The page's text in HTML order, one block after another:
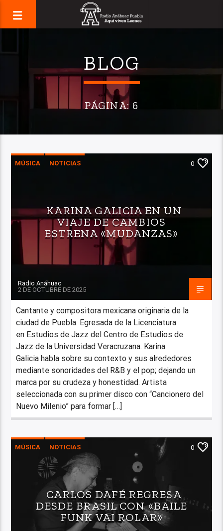
BLOG
PÁGINA: 6
MÚSICA NOTICIAS 0
KARINA GALICIA EN UN
VIAJE DE CAMBIOS
ESTRENA «MUDANZAS»
Radio Anáhuac
2 DE OCTUBRE DE 2025
Cantante y compositora mexicana originaria de la
ciudad de Puebla. Egresada de la Licenciatura
en Estudios de Jazz del Centro de Estudios de
Jazz de la Universidad Veracruzana. Karina
Galicia habla sobre su contexto y sus alrededores
mediante sonoridades del R&B y el pop; dejando un
marca por su crudeza y honestidad. Artista
seleccionada con su primer disco con “Cancionero del
Nuevo Milenio” para formar […]
MÚSICA NOTICIAS 0
CARLOS DAFÉ REGRESA
DESDE BRASIL CON «BAILE
FUNK VAI ROLAR»